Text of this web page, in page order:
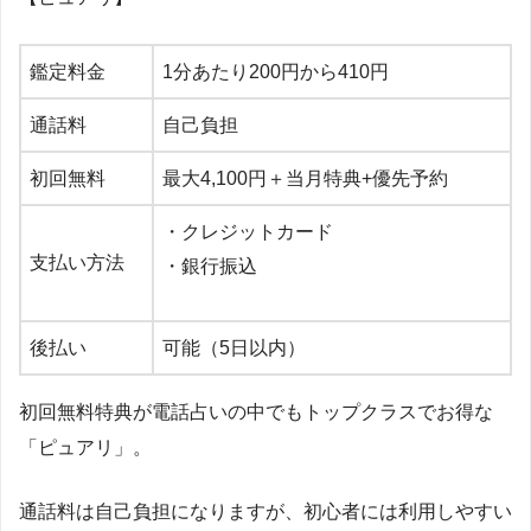
鑑定料金 1分あたり 200円から410円
通話料 自己負担
初回無料 最大4,100円＋当月特典+優先予約
支払い方法
・クレジットカード
・銀行振込
後払い 可能（5日以内）
初回無料特典が電話占いの中でもトップクラスでお得な
「ピュアリ」。
通話料は自己負担になりますが、初心者には利用しやすい